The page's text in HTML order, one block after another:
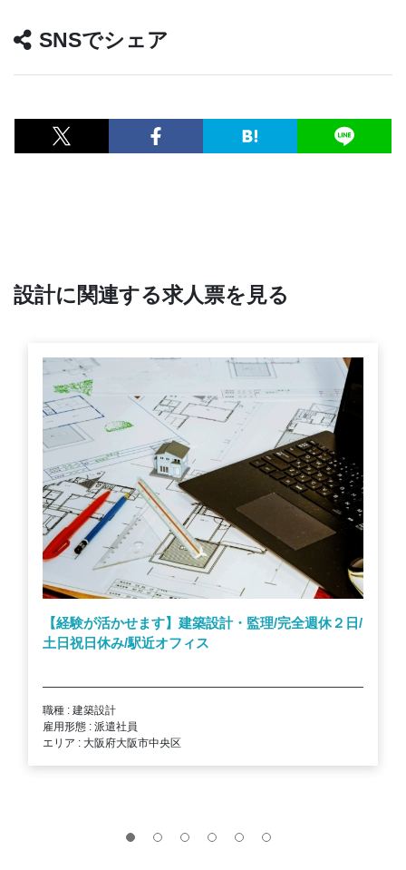
SNSでシェア
設計に関連する求人票を見る
【経験が活かせます】建築設計・監理/完全週休２日/
土日祝日休み/駅近オフィス
職種 : 建築設計
雇用形態 : 派遣社員
エリア : 大阪府大阪市中央区